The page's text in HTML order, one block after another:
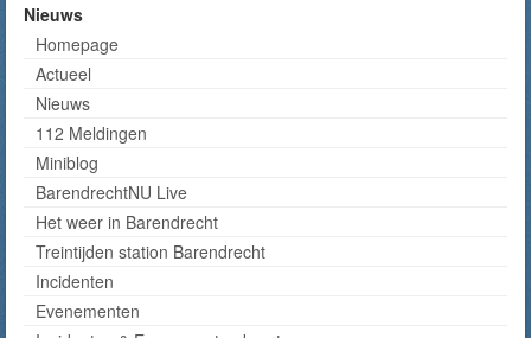
Nieuws
Homepage
Actueel
Nieuws
112 Meldingen
Miniblog
BarendrechtNU Live
Het weer in Barendrecht
Treintijden station Barendrecht
Incidenten
Evenementen